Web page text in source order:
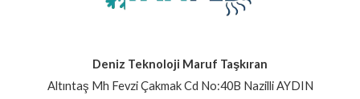
Deniz Teknoloji Maruf Taşkıran
Altıntaş Mh Fevzi Çakmak Cd No:40B Nazilli AYDIN